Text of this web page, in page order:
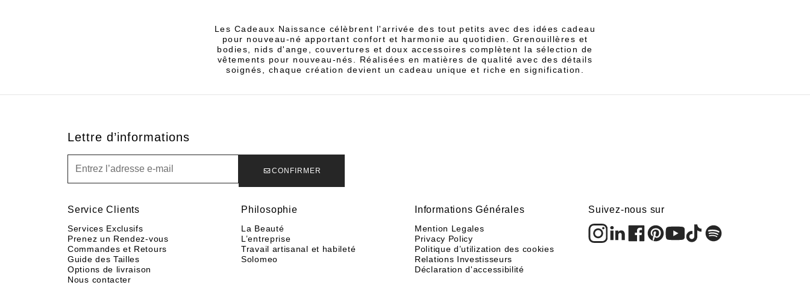
Les Cadeaux Naissance célèbrent l'arrivée des tout petits avec des idées cadeau
pour nouveau-né apportant confort et harmonie au quotidien. Grenouillères et
bodies, nids d'ange, couvertures et doux accessoires complètent la sélection de
vêtements pour nouveau-nés. Réalisées en matières de qualité avec des détails
soignés, chaque création devient un cadeau unique et riche en signification.
Lettre d’informations
CONFIRMER
Service Clients
Services Exclusifs
Prenez un Rendez-vous
Commandes et Retours
Guide des Tailles
Options de livraison
Nous contacter
Philosophie
La Beauté
L’entreprise
Travail artisanal et habileté
Solomeo
Informations Générales
Mention Legales
Privacy Policy
Politique d’utilization des cookies
Relations Investisseurs
Déclaration d'accessibilité
Suivez-nous sur